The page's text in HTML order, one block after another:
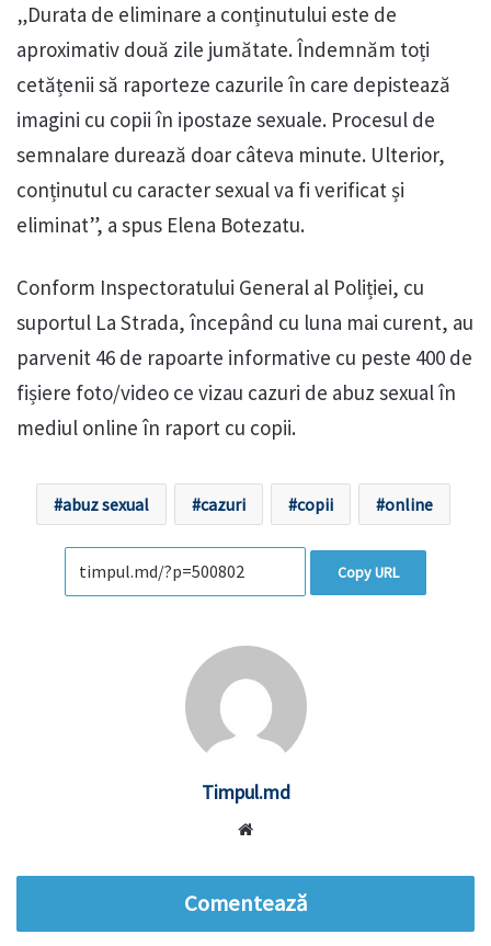
„Durata de eliminare a conținutului este de
aproximativ două zile jumătate. Îndemnăm toți
cetățenii să raporteze cazurile în care depistează
imagini cu copii în ipostaze sexuale. Procesul de
semnalare durează doar câteva minute. Ulterior,
conținutul cu caracter sexual va fi verificat și
eliminat”, a spus Elena Botezatu.
Conform Inspectoratului General al Poliției, cu
suportul La Strada, începând cu luna mai curent, au
parvenit 46 de rapoarte informative cu peste 400 de
fișiere foto/video ce vizau cazuri de abuz sexual în
mediul online în raport cu copii.
abuz sexual cazuri copii online
Copy URL
Timpul.md
Comentează